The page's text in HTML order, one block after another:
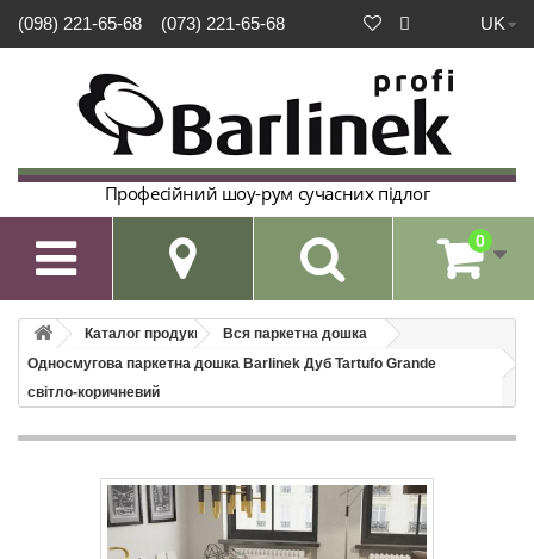
UK
(098) 221-65-68 (073) 221-65-68
Професійний шоу-рум сучасних підлог
 0
Каталог продукції
Вся паркетна дошка
Односмугова паркетна дошка Barlinek Дуб Tartufo Grande
світло-коричневий